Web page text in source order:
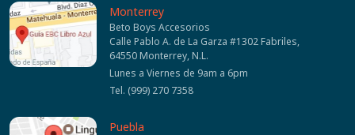
Monterrey
Beto Boys Accesorios
Calle Pablo A. de La Garza #1302 Fabriles,
64550 Monterrey, N.L.
Lunes a Viernes de 9am a 6pm
Tel. (999) 270 7358
Puebla